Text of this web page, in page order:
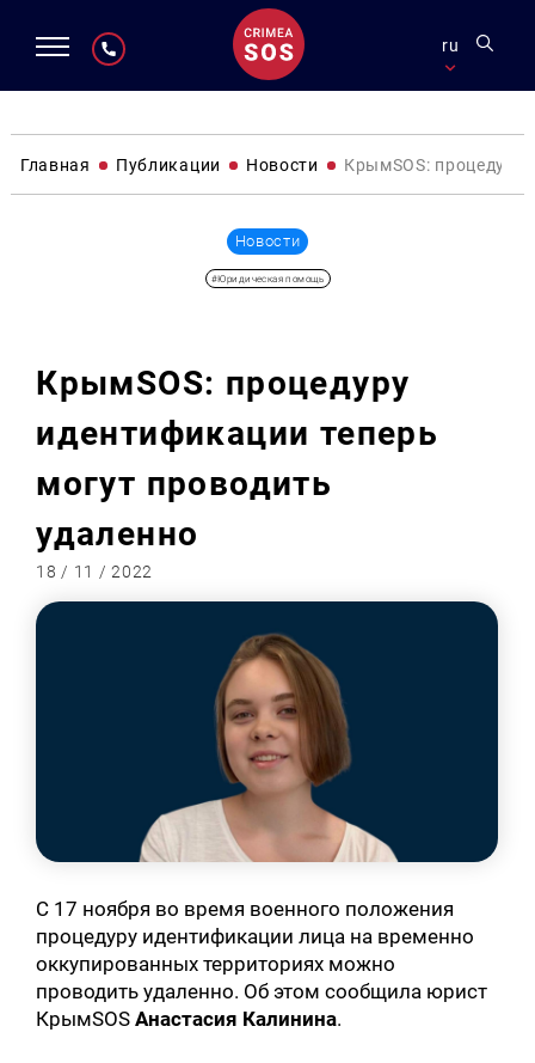
ru
Главная Публикации Новости КрымSOS: процедуру
Новости
#Юридическая помощь
КрымSOS: процедуру
идентификации теперь
могут проводить
удаленно
18 / 11 / 2022
С 17 ноября во время военного положения
процедуру идентификации лица на временно
оккупированных территориях можно
проводить удаленно. Об этом сообщила юрист
КрымSOSАнастасия Калинина.